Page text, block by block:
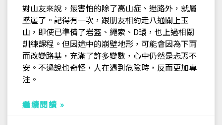
對山友來說，最害怕的除了高山症、迷路外，就屬
墜崖了。記得有一次，跟朋友相約走八通關上玉
山，即使已準備了岩盔、繩索、D環，也上過相關
訓練課程。但因途中的崩壁地形，可能會因為下雨
而改變路基，充滿了許多變數，心中仍然是忐忑不
安。不過說也奇怪，人在遇到危險時，反而更加專
注。
繼續閱讀 »